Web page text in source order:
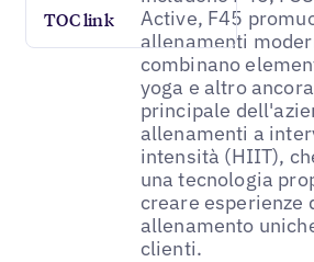
TOC link
Active, F45
allenamenti
combinano
yoga e altro
principale
allenamenti a
intensità (HIIT),
una tecnologia
creare esperienze
allenamento
clienti.